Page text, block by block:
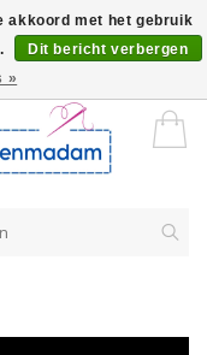
verkocht per 10 cm.
akkoord met het gebruik
Dit bericht verbergen
»